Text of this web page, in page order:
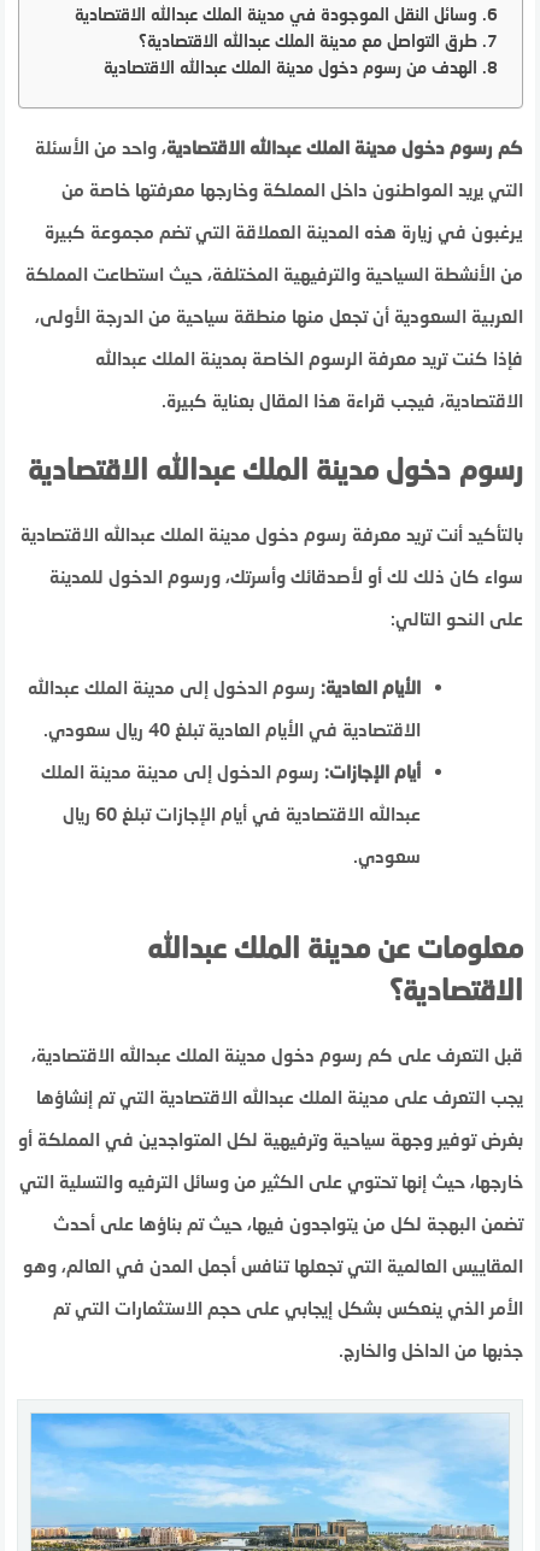
وسائل النقل الموجودة في مدينة الملك عبدالله الاقتصادية
طرق التواصل مع مدينة الملك عبدالله الاقتصادية؟
الهدف من رسوم دخول مدينة الملك عبدالله الاقتصادية
كم رسوم دخول مدينة الملك عبدالله الاقتصادية، واحد من الأسئلة
التي يريد المواطنون داخل المملكة وخارجها معرفتها خاصة من
يرغبون في زيارة هذه المدينة العملاقة التي تضم مجموعة كبيرة
من الأنشطة السياحية والترفيهية المختلفة، حيث استطاعت المملكة
العربية السعودية أن تجعل منها منطقة سياحية من الدرجة الأولى،
فإذا كنت تريد معرفة الرسوم الخاصة بمدينة الملك عبدالله
الاقتصادية، فيجب قراءة هذا المقال بعناية كبيرة.
رسوم دخول مدينة الملك عبدالله الاقتصادية
بالتأكيد أنت تريد معرفة رسوم دخول مدينة الملك عبدالله الاقتصادية
سواء كان ذلك لك أو لأصدقائك وأسرتك، ورسوم الدخول للمدينة
على النحو التالي:
الأيام العادية: رسوم الدخول إلى مدينة الملك عبدالله
الاقتصادية في الأيام العادية تبلغ 40 ريال سعودي.
أيام الإجازات: رسوم الدخول إلى مدينة مدينة الملك
عبدالله الاقتصادية في أيام الإجازات تبلغ 60 ريال
سعودي.
معلومات عن مدينة الملك عبدالله
الاقتصادية؟
قبل التعرف على كم رسوم دخول مدينة الملك عبدالله الاقتصادية،
يجب التعرف على مدينة الملك عبدالله الاقتصادية التي تم إنشاؤها
بغرض توفير وجهة سياحية وترفيهية لكل المتواجدين في المملكة أو
خارجها، حيث إنها تحتوي على الكثير من وسائل الترفيه والتسلية التي
تضمن البهجة لكل من يتواجدون فيها، حيث تم بناؤها على أحدث
المقاييس العالمية التي تجعلها تنافس أجمل المدن في العالم، وهو
الأمر الذي ينعكس بشكل إيجابي على حجم الاستثمارات التي تم
جذبها من الداخل والخارج.